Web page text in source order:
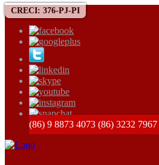
CRECI: 376-PJ-PI
(86) 9 8873 4073 (86) 3232 7967